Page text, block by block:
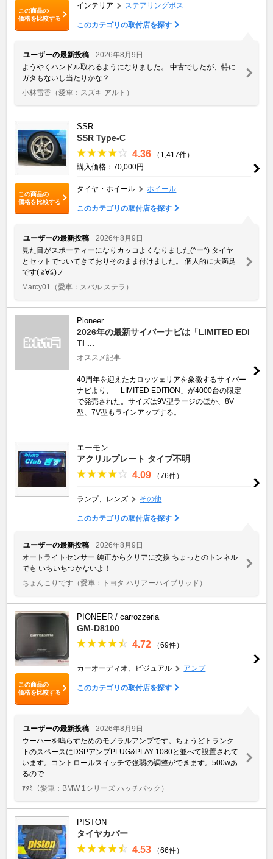
この商品の
価格を比較する
インテリア ステアリングボス
このカテゴリの取付店を探す
ユーザーの最新投稿
2026年8月9日
ようやくハンドル取れるようになりました。 中古でしたが、特に
ガタもないし当たりかな？
小林雷香 （愛車：スズキ アルト）
この商品の
価格を比較する
SSR
SSR Type-C
4.36
（1,417件）
購入価格：70,000円
タイヤ・ホイール ホイール
このカテゴリの取付店を探す
ユーザーの最新投稿
2026年8月9日
見た目がスポーティーになりカッコよくなりました(^ー^) タイヤ
とセットでついてきておりそのまま付けました。 個人的に大満足
です( ≧∀≦)ノ
Marcy01
（愛車：スバル ステラ）
Pioneer
2026年の最新サイバーナビは「LIMITED EDI
TI ...
オススメ記事
40周年を迎えたカロッツェリアを象徴するサイバー
ナビより、「LIMITED EDITION」が4000台の限定
で発売された。サイズは9V型ラージのほか、8V
型、7V型もラインアップする。
エーモン
アクリルプレート タイプ不明
4.09 （76件）
ランプ、レンズ その他
このカテゴリの取付店を探す
ユーザーの最新投稿
2026年8月9日
オートライトセンサー 純正からクリアに交換 ちょっとのトンネル
でも いちいちつかないよ！
ちょんこりです （愛車：トヨタ ハリアーハイブリッド）
この商品の
価格を比較する
PIONEER / carrozzeria
GM-D8100
4.72 （69件）
カーオーディオ、ビジュアル アンプ
このカテゴリの取付店を探す
ユーザーの最新投稿
2026年8月9日
ウーハーを鳴らすためのモノラルアンプです。ちょうどトランク
下のスペースにDSPアンプPLUG&PLAY 1080と並べて設置されて
います。コントロールスイッチで強弱の調整ができます。500wあ
るので ...
ｱﾀﾐ （愛車：BMW 1シリーズ ハッチバック）
PISTON
タイヤカバー
4.53
（66件）